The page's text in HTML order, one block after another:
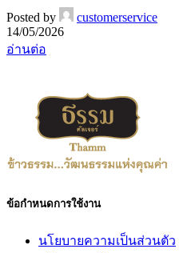
Posted by
customerservice
14/05/2026
อ่านต่อ
ข้อกำหนดการใช้งาน
นโยบายความเป็นส่วนตัว